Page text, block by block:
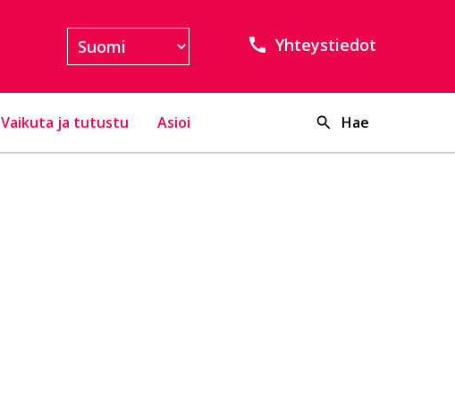
Yhteystiedot
Vaikuta ja tutustu Asioi Hae